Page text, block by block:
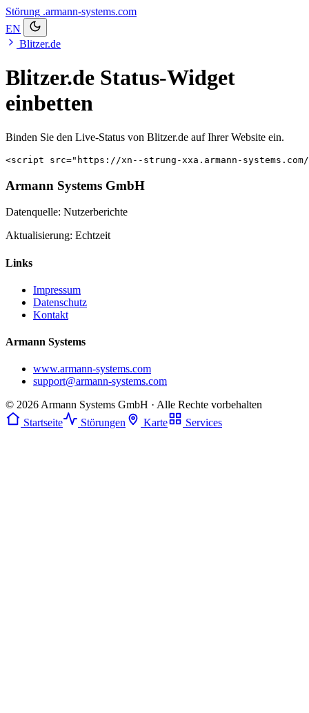
Störung .armann-systems.com
EN
Blitzer.de
Blitzer.de Status-Widget
einbetten
Binden Sie den Live-Status von Blitzer.de auf Ihrer Website ein.
<script src="https://xn--strung-xxa.armann-
Armann Systems GmbH
Datenquelle: Nutzerberichte
Aktualisierung: Echtzeit
Links
Impressum
Datenschutz
Kontakt
Armann Systems
www.armann-systems.com
support@armann-systems.com
© 2026 Armann Systems GmbH · Alle Rechte vorbehalten
Startseite
Störungen Karte Services